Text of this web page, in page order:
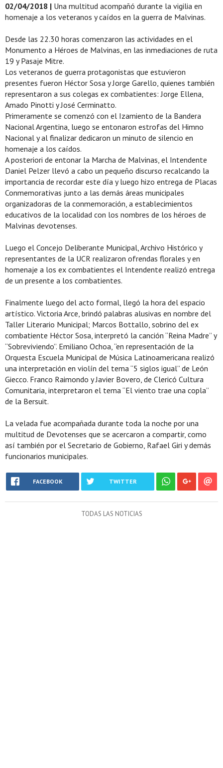
02/04/2018 | Una multitud acompañó durante la vigilia en
homenaje a los veteranos y caídos en la guerra de Malvinas.
Desde las 22.30 horas comenzaron las actividades en el
Monumento a Héroes de Malvinas, en las inmediaciones de ruta
19 y Pasaje Mitre.
Los veteranos de guerra protagonistas que estuvieron
presentes fueron Héctor Sosa y Jorge Garello, quienes también
representaron a sus colegas ex combatientes: Jorge Ellena,
Amado Pinotti y José Cerminatto.
Primeramente se comenzó con el Izamiento de la Bandera
Nacional Argentina, luego se entonaron estrofas del Himno
Nacional y al finalizar dedicaron un minuto de silencio en
homenaje a los caídos.
A posteriori de entonar la Marcha de Malvinas, el Intendente
Daniel Pelzer llevó a cabo un pequeño discurso recalcando la
importancia de recordar este día y luego hizo entrega de Placas
Conmemorativas junto a las demás áreas municipales
organizadoras de la conmemoración, a establecimientos
educativos de la localidad con los nombres de los héroes de
Malvinas devotenses.
Luego el Concejo Deliberante Municipal, Archivo Histórico y
representantes de la UCR realizaron ofrendas florales y en
homenaje a los ex combatientes el Intendente realizó entrega
de un presente a los combatientes.
Finalmente luego del acto formal, llegó la hora del espacio
artístico. Victoria Arce, brindó palabras alusivas en nombre del
Taller Literario Municipal; Marcos Bottallo, sobrino del ex
combatiente Héctor Sosa, interpretó la canción “Reina Madre” y
“Sobreviviendo”. Emiliano Ochoa, “en representación de la
Orquesta Escuela Municipal de Música Latinoamericana realizó
una interpretación en violín del tema “5 siglos igual” de León
Giecco. Franco Raimondo y Javier Bovero, de Clericó Cultura
Comunitaria, interpretaron el tema “El viento trae una copla”
de la Bersuit.
La velada fue acompañada durante toda la noche por una
multitud de Devotenses que se acercaron a compartir, como
así también por el Secretario de Gobierno, Rafael Giri y demás
funcionarios municipales.
FACEBOOK TWITTER
TODAS LAS NOTICIAS